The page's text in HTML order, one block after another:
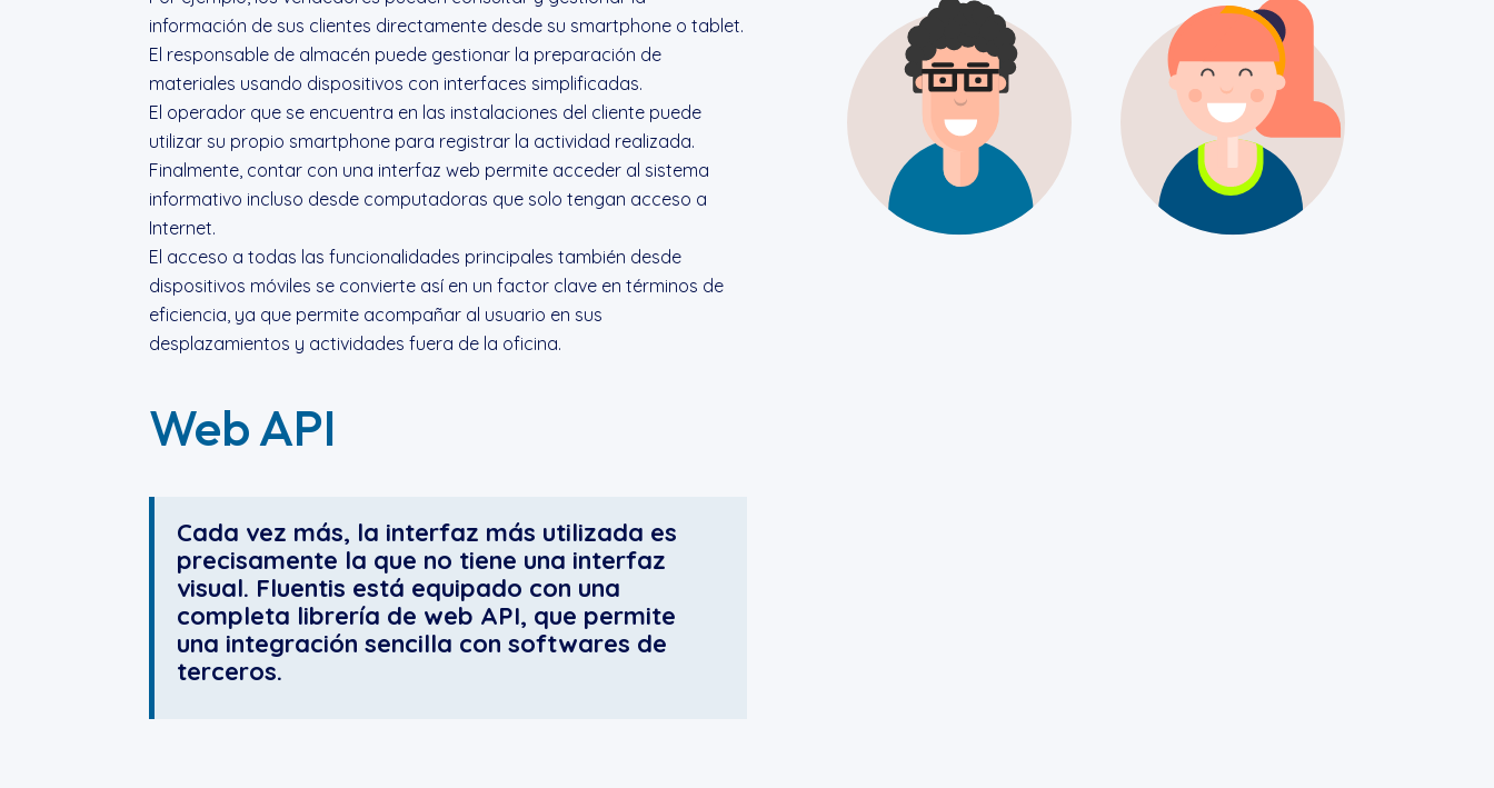
información de sus clientes directamente desde su smartphone o tablet.
El responsable de almacén puede gestionar la preparación de
materiales usando dispositivos con interfaces simplificadas.
El operador que se encuentra en las instalaciones del cliente puede
utilizar su propio smartphone para registrar la actividad realizada.
Finalmente, contar con una interfaz web permite acceder al sistema
informativo incluso desde computadoras que solo tengan acceso a
Internet.
El acceso a todas las funcionalidades principales también desde
dispositivos móviles se convierte así en un factor clave en términos de
eficiencia, ya que permite acompañar al usuario en sus
desplazamientos y actividades fuera de la oficina.
Web API
Cada vez más, la interfaz más utilizada es
precisamente la que no tiene una interfaz
visual. Fluentis está equipado con una
completa librería de web API, que permite
una integración sencilla con softwares de
terceros.